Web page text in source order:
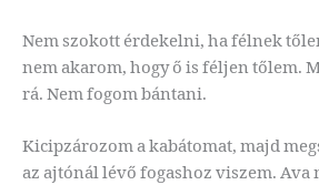
Nem szokott érdekelni, ha félnek
nem akarom, hogy ő is féljen tőlem.
rá. Nem fogom bántani.
Kicipzározom a kabátomat, majd
az ajtónál lévő fogashoz viszem. Ava